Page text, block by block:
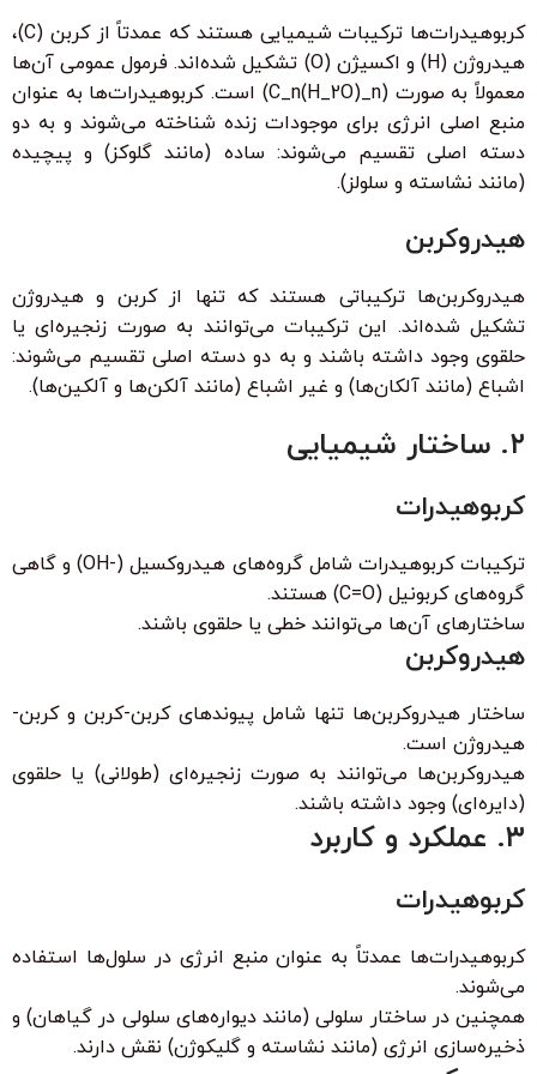
کربوهیدرات‌ها ترکیبات شیمیایی هستند که عمدتاً از کربن (C)،
هیدروژن (H) و اکسیژن (O) تشکیل شده‌اند. فرمول عمومی آن‌ها
معمولاً به صورت (C_n(H_2O)_n) است. کربوهیدرات‌ها به عنوان
منبع اصلی انرژی برای موجودات زنده شناخته می‌شوند و به دو
دسته اصلی تقسیم می‌شوند: ساده (مانند گلوکز) و پیچیده
(مانند نشاسته و سلولز).
هیدروکربن
هیدروکربن‌ها ترکیباتی هستند که تنها از کربن و هیدروژن
تشکیل شده‌اند. این ترکیبات می‌توانند به صورت زنجیره‌ای یا
حلقوی وجود داشته باشند و به دو دسته اصلی تقسیم می‌شوند:
اشباع (مانند آلکان‌ها) و غیر اشباع (مانند آلکن‌ها و آلکین‌ها).
۲. ساختار شیمیایی
کربوهیدرات
ترکیبات کربوهیدرات شامل گروه‌های هیدروکسیل (-OH) و گاهی
گروه‌های کربونیل (C=O) هستند.
ساختار‌های آن‌ها می‌توانند خطی یا حلقوی باشند.
هیدروکربن
ساختار هیدروکربن‌ها تنها شامل پیوندهای کربن-کربن و کربن-
هیدروژن است.
هیدروکربن‌ها می‌توانند به صورت زنجیره‌ای (طولانی) یا حلقوی
(دایره‌ای) وجود داشته باشند.
۳. عملکرد و کاربرد
کربوهیدرات
کربوهیدرات‌ها عمدتاً به عنوان منبع انرژی در سلول‌ها استفاده
می‌شوند.
همچنین در ساختار سلولی (مانند دیواره‌های سلولی در گیاهان) و
ذخیره‌سازی انرژی (مانند نشاسته و گلیکوژن) نقش دارند.